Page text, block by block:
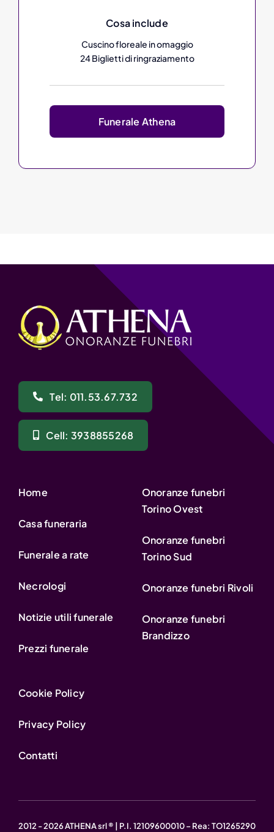
Cosa include
Cuscino floreale in omaggio
24 Biglietti di ringraziamento
Funerale Athena
Tel: 011.53.67.732
Cell: 3938855268
Home
Casa funeraria
Funerale a rate
Necrologi
Notizie utili funerale
Prezzi funerale
Onoranze funebri
Torino Ovest
Onoranze funebri
Torino Sud
Onoranze funebri Rivoli
Onoranze funebri
Brandizzo
Cookie Policy
Privacy Policy
Contatti
2012 - 2026 ATHENA srl ® | P.I. 12109600010 – Rea: TO1265290